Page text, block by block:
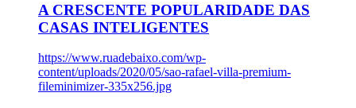
A CRESCENTE POPULARIDADE DAS
CASAS INTELIGENTES
https://www.ruadebaixo.com/wp-
content/uploads/2020/05/sao-rafael-villa-premium-
fileminimizer-335x256.jpg